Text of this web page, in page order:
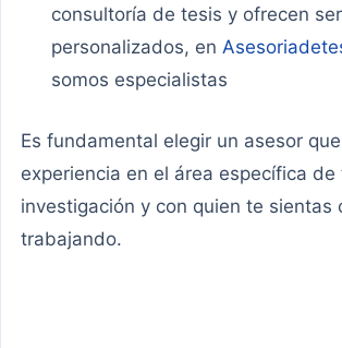
consultoría de tesis y ofrecen
personalizados, en
somos especialistas
Es fundamental elegir un asesor
experiencia en el área específica de
investigación y con quien te sientas
trabajando.